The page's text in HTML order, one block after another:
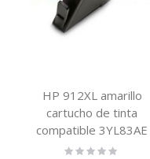
HP 912XL amarillo
cartucho de tinta
compatible 3YL83AE
Rating: